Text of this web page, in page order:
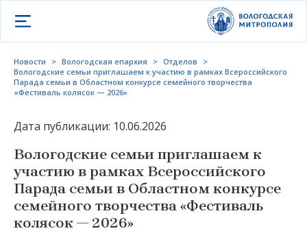
Открыть меню
Новости > Вологодская епархия > Отделов
>
Вологодские семьи приглашаем к участию в рамках Всероссийского
Парада семьи в Областном конкурсе семейного творчества
«Фестиваль колясок — 2026»
Дата публикации: 10.06.2026
Вологодские семьи приглашаем к
участию в рамках Всероссийского
Парада семьи в Областном конкурсе
семейного творчества «Фестиваль
колясок — 2026»